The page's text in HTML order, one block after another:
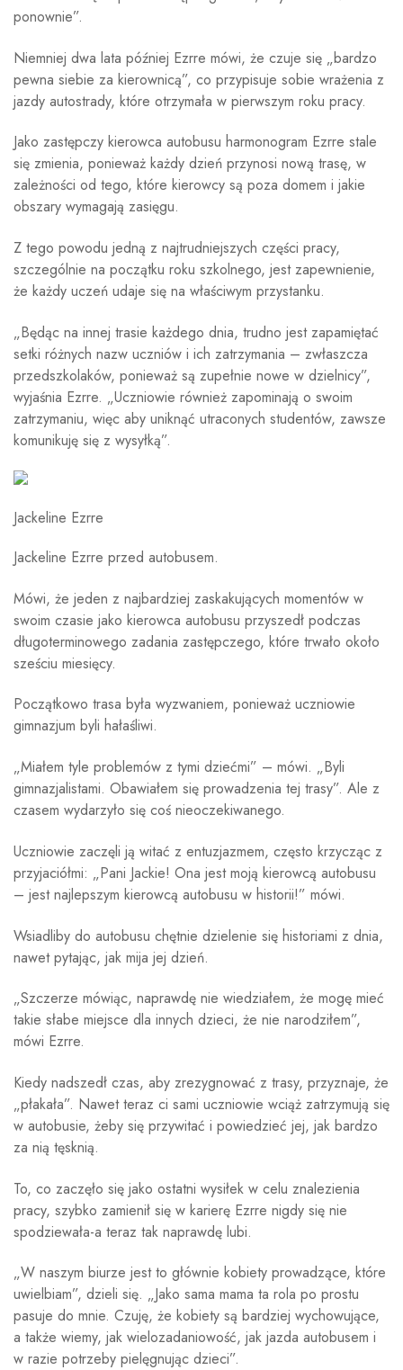
ponownie”.
Niemniej dwa lata później Ezrre mówi, że czuje się „bardzo
pewna siebie za kierownicą”, co przypisuje sobie wrażenia z
jazdy autostrady, które otrzymała w pierwszym roku pracy.
Jako zastępczy kierowca autobusu harmonogram Ezrre stale
się zmienia, ponieważ każdy dzień przynosi nową trasę, w
zależności od tego, które kierowcy są poza domem i jakie
obszary wymagają zasięgu.
Z tego powodu jedną z najtrudniejszych części pracy,
szczególnie na początku roku szkolnego, jest zapewnienie,
że każdy uczeń udaje się na właściwym przystanku.
„Będąc na innej trasie każdego dnia, trudno jest zapamiętać
setki różnych nazw uczniów i ich zatrzymania – zwłaszcza
przedszkolaków, ponieważ są zupełnie nowe w dzielnicy”,
wyjaśnia Ezrre. „Uczniowie również zapominają o swoim
zatrzymaniu, więc aby uniknąć utraconych studentów, zawsze
komunikuję się z wysyłką”.
Jackeline Ezrre
Jackeline Ezrre przed autobusem.
Mówi, że jeden z najbardziej zaskakujących momentów w
swoim czasie jako kierowca autobusu przyszedł podczas
długoterminowego zadania zastępczego, które trwało około
sześciu miesięcy.
Początkowo trasa była wyzwaniem, ponieważ uczniowie
gimnazjum byli hałaśliwi.
„Miałem tyle problemów z tymi dziećmi” – mówi. „Byli
gimnazjalistami. Obawiałem się prowadzenia tej trasy”. Ale z
czasem wydarzyło się coś nieoczekiwanego.
Uczniowie zaczęli ją witać z entuzjazmem, często krzycząc z
przyjaciółmi: „Pani Jackie! Ona jest moją kierowcą autobusu
– jest najlepszym kierowcą autobusu w historii!” mówi.
Wsiadliby do autobusu chętnie dzielenie się historiami z dnia,
nawet pytając, jak mija jej dzień.
„Szczerze mówiąc, naprawdę nie wiedziałem, że mogę mieć
takie słabe miejsce dla innych dzieci, że nie narodziłem”,
mówi Ezrre.
Kiedy nadszedł czas, aby zrezygnować z trasy, przyznaje, że
„płakała”. Nawet teraz ci sami uczniowie wciąż zatrzymują się
w autobusie, żeby się przywitać i powiedzieć jej, jak bardzo
za nią tęsknią.
To, co zaczęło się jako ostatni wysiłek w celu znalezienia
pracy, szybko zamienił się w karierę Ezrre nigdy się nie
spodziewała-a teraz tak naprawdę lubi.
„W naszym biurze jest to głównie kobiety prowadzące, które
uwielbiam”, dzieli się. „Jako sama mama ta rola po prostu
pasuje do mnie. Czuję, że kobiety są bardziej wychowujące,
a także wiemy, jak wielozadaniowość, jak jazda autobusem i
w razie potrzeby pielęgnując dzieci”.